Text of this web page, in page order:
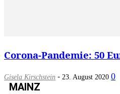
Corona-Pandemie: 50
Gisela Kirschstein - 23. August 2020 0
MAINZ